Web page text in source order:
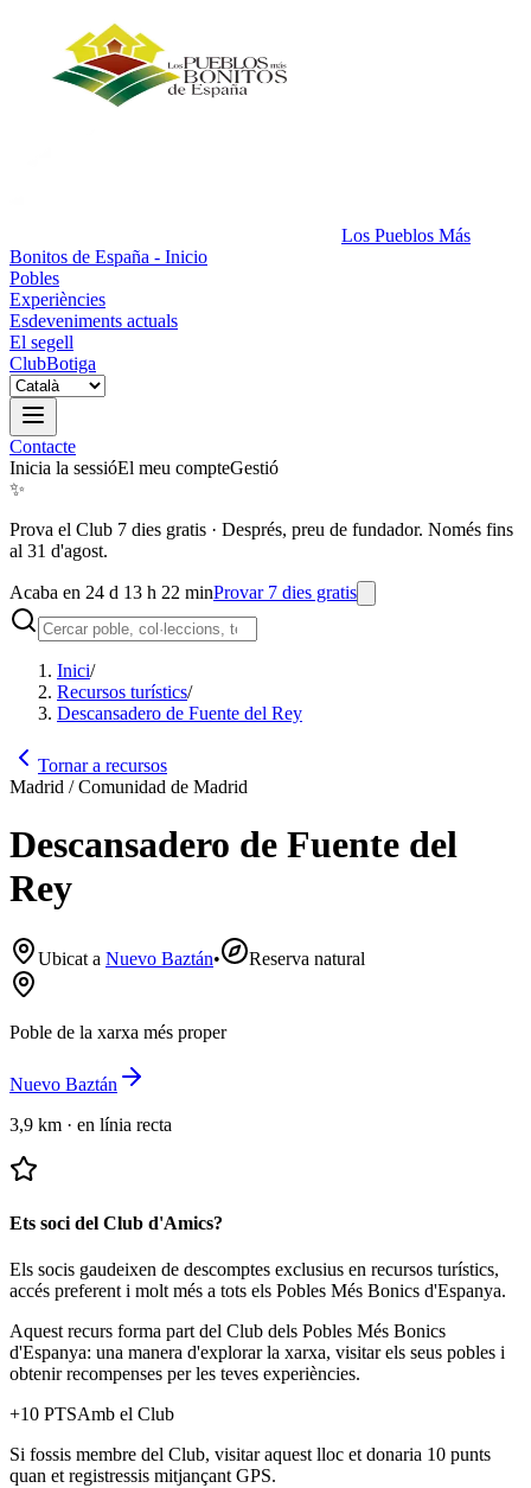
Los Pueblos Más
Bonitos de España - Inicio
Pobles
Experiències
Esdeveniments actuals
El segell
ClubBotiga
Contacte
Inicia la sessióEl meu compteGestió
✨
Prova el Club 7 dies gratis · Després, preu de fundador. Només fins
al 31 d'agost.
Acaba en 24 d 13 h 22 minProvar 7 dies gratis
Inici/
Recursos turístics/
Descansadero de Fuente del Rey
Tornar a recursos
Madrid / Comunidad de Madrid
Descansadero de Fuente del
Rey
Ubicat a Nuevo Baztán• Reserva natural
Poble de la xarxa més proper
Nuevo Baztán
3,9 km · en línia recta
Ets soci del Club d'Amics?
Els socis gaudeixen de descomptes exclusius en recursos turístics,
accés preferent i molt més a tots els Pobles Més Bonics d'Espanya.
Aquest recurs forma part del Club dels Pobles Més Bonics
d'Espanya: una manera d'explorar la xarxa, visitar els seus pobles i
obtenir recompenses per les teves experiències.
+10 PTSAmb el Club
Si fossis membre del Club, visitar aquest lloc et donaria 10 punts
quan et registressis mitjançant GPS.